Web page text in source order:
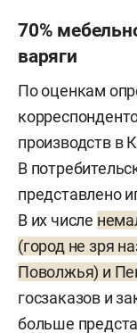
70%
варяги
По оценкам
производств в
В
представлено
В их числе
(город не зря
Поволжья) и
госзаказов и
больше